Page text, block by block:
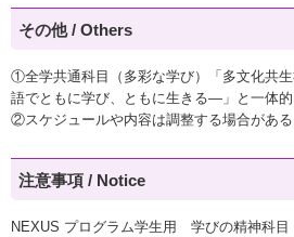
その他 / Others
①全学共通科目（多彩な学び）「多文化共
語でともに学び、ともに生きる―」と一体的
②スケジュールや内容は調整する場合がある
注意事項 / Notice
NEXUS プログラム学生用 学びの精神科目